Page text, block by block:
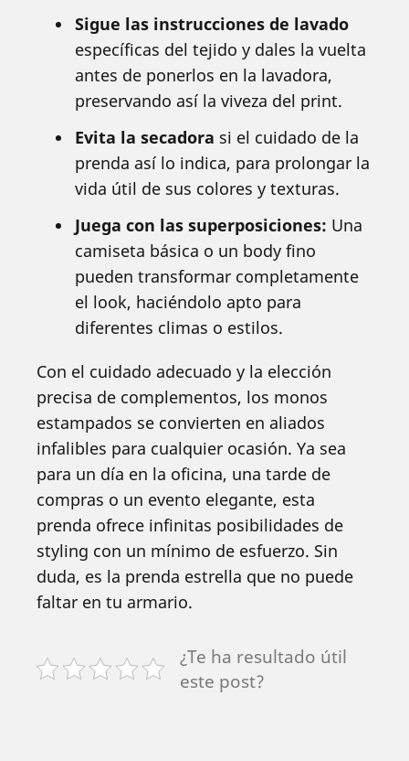
Sigue las instrucciones de lavado
específicas del tejido y dales la vuelta
antes de ponerlos en la lavadora,
preservando así la viveza del print.
Evita la secadora si el cuidado de la
prenda así lo indica, para prolongar la
vida útil de sus colores y texturas.
Juega con las superposiciones: Una
camiseta básica o un body fino
pueden transformar completamente
el look, haciéndolo apto para
diferentes climas o estilos.
Con el cuidado adecuado y la elección
precisa de complementos, los monos
estampados se convierten en aliados
infalibles para cualquier ocasión. Ya sea
para un día en la oficina, una tarde de
compras o un evento elegante, esta
prenda ofrece infinitas posibilidades de
styling con un mínimo de esfuerzo. Sin
duda, es la prenda estrella que no puede
faltar en tu armario.
¿Te ha resultado útil
este post?